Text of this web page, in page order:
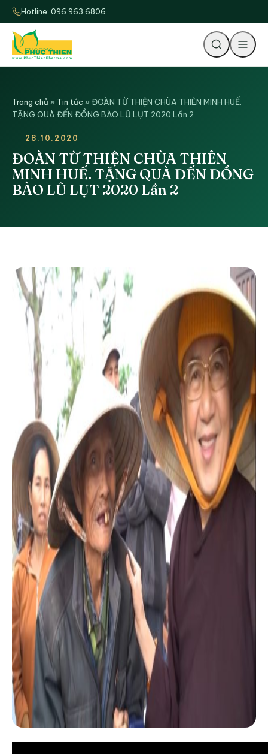
Hotline: 096 963 6806
Trang chủ » Tin tức »ĐOÀN TỪ THIỆN CHÙA THIÊN MINH HUẾ.
TẶNG QUÀ ĐẾN ĐỒNG BÀO LŨ LỤT 2020 Lần 2
28.10.2020
ĐOÀN TỪ THIỆN CHÙA THIÊN
MINH HUẾ. TẶNG QUÀ ĐẾN ĐỒNG
BÀO LŨ LỤT 2020 Lần 2